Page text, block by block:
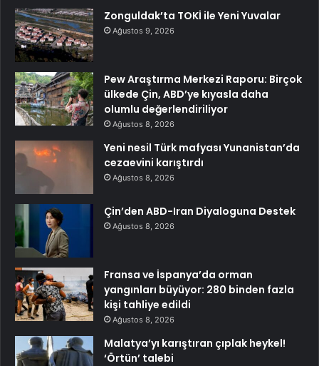
Zonguldak’ta TOKİ ile Yeni Yuvalar
Ağustos 9, 2026
Pew Araştırma Merkezi Raporu: Birçok
ülkede Çin, ABD’ye kıyasla daha
olumlu değerlendiriliyor
Ağustos 8, 2026
Yeni nesil Türk mafyası Yunanistan’da
cezaevini karıştırdı
Ağustos 8, 2026
Çin’den ABD-Iran Diyaloguna Destek
Ağustos 8, 2026
Fransa ve İspanya’da orman
yangınları büyüyor: 280 binden fazla
kişi tahliye edildi
Ağustos 8, 2026
Malatya’yı karıştıran çıplak heykel!
‘Örtün’ talebi